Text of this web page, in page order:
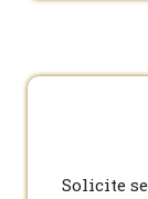
Solicite